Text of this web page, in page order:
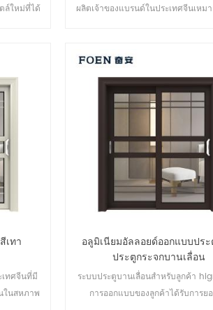
ล์ใหม่ที่ได้
ผลิตเจ้าของแบรนด์ในประเทศจีนเหม
เทา
ทศจีนที่มี
ในสหภาพ
อลูมิเนียมอัลลอยด์ออกแบบปร
ประตูกระจกบานเลื่อน
ระบบประตูบานเลื่อนสำหรับลูกค้า
การออกแบบของลูกค้าได้รับการย